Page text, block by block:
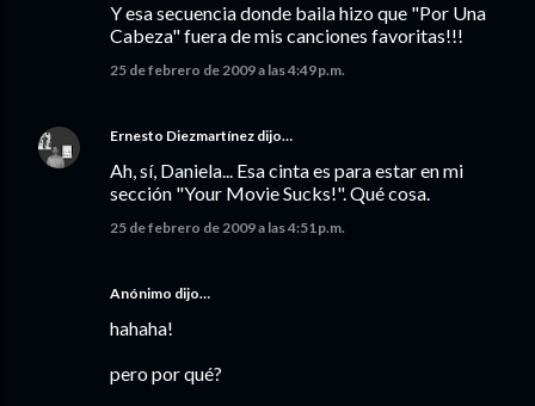
Y esa secuencia donde baila hizo que "Por Una
Cabeza" fuera de mis canciones favoritas!!!
25 de febrero de 2009 a las 4:49 p.m.
Ernesto Diezmartínez dijo…
Ah, sí, Daniela... Esa cinta es para estar en mi
sección "Your Movie Sucks!". Qué cosa.
25 de febrero de 2009 a las 4:51 p.m.
Anónimo dijo…
hahaha!
pero por qué?